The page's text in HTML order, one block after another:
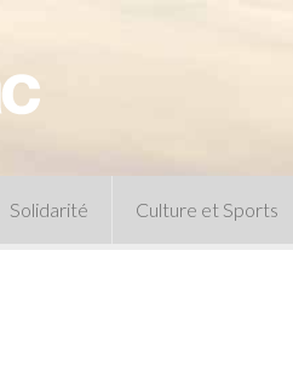
Solidarité Culture et Sports